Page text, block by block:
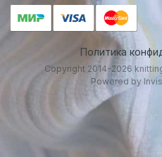
Политика
Copyright 2014-2026
Powered by